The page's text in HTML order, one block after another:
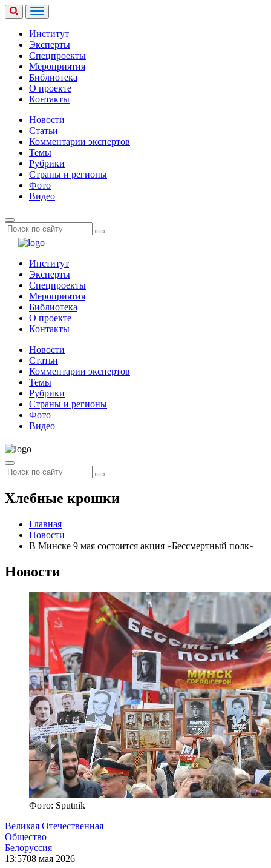
Институт
Эксперты
Спецпроекты
Мероприятия
Библиотека
О проекте
Контакты
Новости
Статьи
Комментарии экспертов
Темы
Рубрики
Страны и регионы
Фото
Видео
Институт
Эксперты
Спецпроекты
Мероприятия
Библиотека
О проекте
Контакты
Новости
Статьи
Комментарии экспертов
Темы
Рубрики
Страны и регионы
Фото
Видео
Хлебные крошки
Главная
Новости
В Минске 9 мая состоится акция «Бессмертный полк»
Новости
Фото: Sputnik
Великая Отечественная
Общество
Белоруссия
13:5708 мая 2026